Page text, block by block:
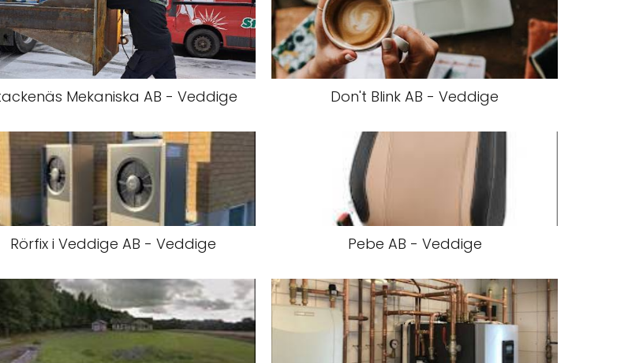
Mekaniska AB - Veddige Don't Blink AB - Veddige
Rörfix i Veddige AB - Veddige Pebe AB - Veddige